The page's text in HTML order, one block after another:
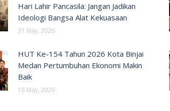
Hari Lahir Pancasila: Jangan Jadikan
Ideologi Bangsa Alat Kekuasaan
31 May, 2026
HUT Ke-154 Tahun 2026 Kota Binjai
Medan Pertumbuhan Ekonomi Makin
Baik
18 May, 2026